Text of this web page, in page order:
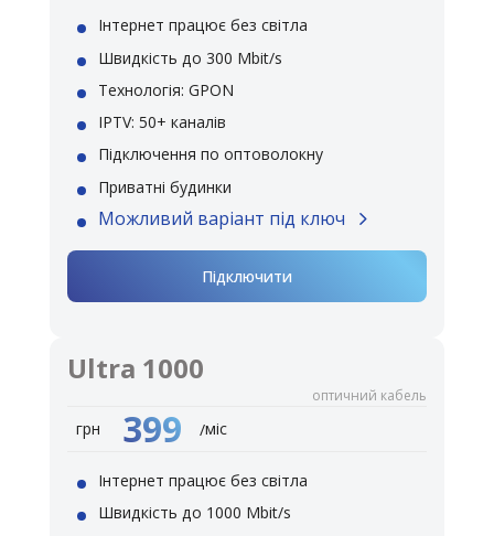
Інтернет працює без світла
Швидкість до 300 Mbit/s
Технологія: GPON
IPTV: 50+ каналів
Підключення по оптоволокну
Приватні будинки
Можливий варіант під ключ
Підключити
Ultra 1000
оптичний кабель
грн 399 /міс
Інтернет працює без світла
Швидкість до 1000 Mbit/s